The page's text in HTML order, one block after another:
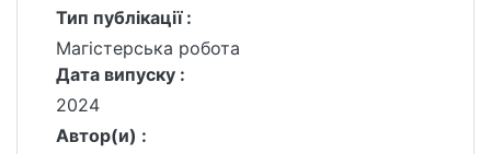
Тип публікації :
Магістерська робота
Дата випуску :
2024
Автор(и) :